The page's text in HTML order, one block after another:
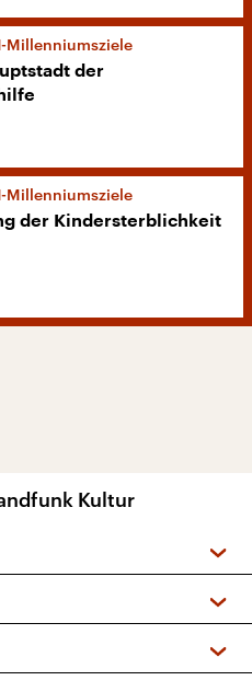
Millenniumsziele
der
Millenniumsziele
der Kindersterblichkeit
Kultur